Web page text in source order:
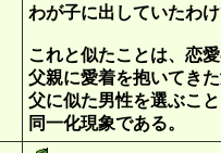
わが子に出していたわ
これと似たことは、恋
父親に愛着を抱いてき
父に似た男性を選ぶこ
同一化現象である。